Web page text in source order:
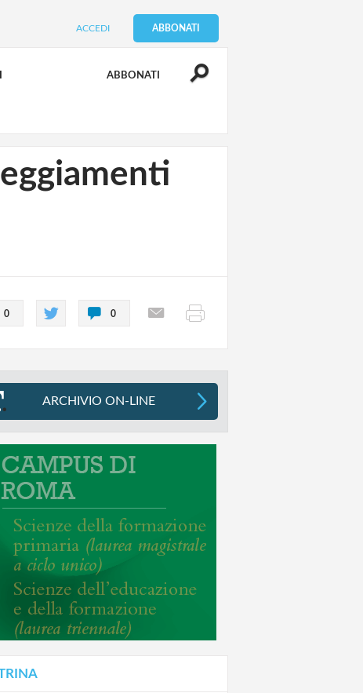
ACCEDI ABBONATI
ABBONATI
0 0
ARCHIVIO ON-LINE